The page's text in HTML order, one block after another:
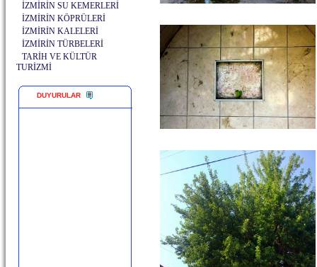
İZMİRİN SU KEMERLERİ
İZMİRİN KÖPRÜLERİ
İZMİRİN KALELERİ
İZMİRİN TÜRBELERİ
TARİH VE KÜLTÜR
TURİZMİ
DUYURULAR